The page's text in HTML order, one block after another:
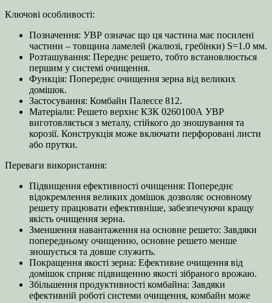
Ключові особливості:
Позначення: УВР означає що ця частина має посилені
частини – товщина ламелей (жалюзі, гребінки) S=1.0 мм.
Розташування: Переднє решето, тобто встановлюється
першим у системі очищення.
Функція: Попереднє очищення зерна від великих
домішок.
Застосування: Комбайн Палессе 812.
Матеріали: Решето верхнє КЗК 0260100А УВР
виготовляється з металу, стійкого до зношування та
корозії. Конструкція може включати перфоровані листи
або прутки.
Переваги використання:
Підвищення ефективності очищення: Попереднє
відокремлення великих домішок дозволяє основному
решету працювати ефективніше, забезпечуючи кращу
якість очищення зерна.
Зменшення навантаження на основне решето: Завдяки
попередньому очищенню, основне решето менше
зношується та довше служить.
Покращення якості зерна: Ефективне очищення від
домішок сприяє підвищенню якості зібраного врожаю.
Збільшення продуктивності комбайна: Завдяки
ефективній роботі системи очищення, комбайн може